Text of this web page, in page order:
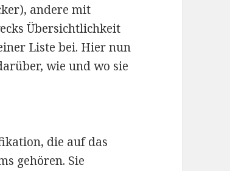
andere mit
Übersichtlichkeit
Liste bei. Hier nun
wie und wo sie
die auf das
gehören. Sie